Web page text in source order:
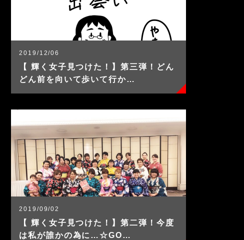
2019/12/06
【 輝く女子見つけた！】第三弾！どん
どん前を向いて歩いて行か…
2019/09/02
【 輝く女子見つけた！】第二弾！今度
は私が誰かの為に…☆GO…